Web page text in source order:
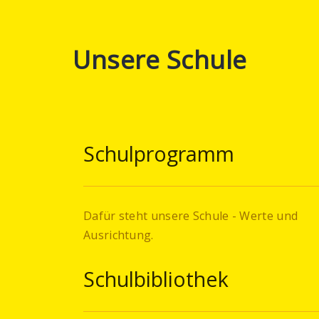
Unsere Schule
Schulprogramm
Dafür steht unsere Schule - Werte und
Ausrichtung.
Schulbibliothek